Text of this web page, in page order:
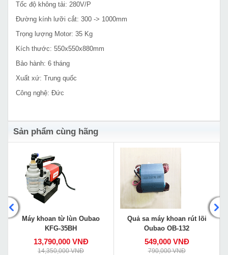
Tốc độ không tải: 280V/P
Đường kính lưỡi cắt: 300 -> 1000mm
Trọng lượng Motor: 35 Kg
Kích thước: 550x550x880mm
Bảo hành: 6 tháng
Xuất xứ: Trung quốc
Công nghệ: Đức
Sản phẩm cùng hãng
Máy khoan từ lùn Oubao
KFG-35BH
13,790,000 VNĐ
14,350,000 VNĐ
Quả sa máy khoan rút lõi
Oubao OB-132
549,000 VNĐ
790,000 VNĐ